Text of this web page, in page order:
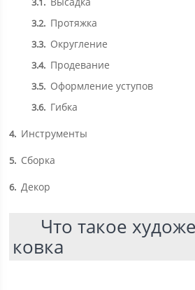
3.2 Протяжка
3.3 Округление
3.4 Продевание
3.5 Оформление уступов
3.6 Гибка
4 Инструменты
5 Сборка
6 Декор
Что такое
ковка